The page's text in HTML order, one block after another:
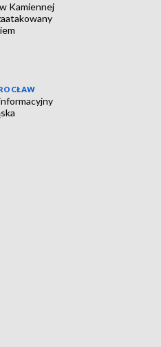
Kamiennej